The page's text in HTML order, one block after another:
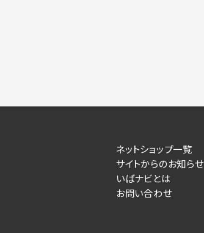
ネットショップ一覧
サイトからのお知らせ
いばナビとは
お問い合わせ